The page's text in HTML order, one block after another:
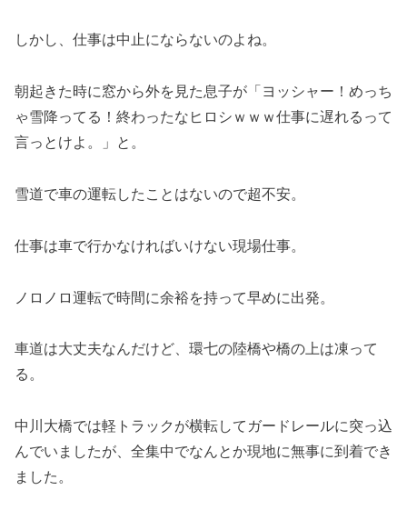
しかし、仕事は中止にならないのよね。
朝起きた時に窓から外を見た息子が「ヨッシャー！めっち
ゃ雪降ってる！終わったなヒロシｗｗｗ仕事に遅れるって
言っとけよ。」と。
雪道で車の運転したことはないので超不安。
仕事は車で行かなければいけない現場仕事。
ノロノロ運転で時間に余裕を持って早めに出発。
車道は大丈夫なんだけど、環七の陸橋や橋の上は凍って
る。
中川大橋では軽トラックが横転してガードレールに突っ込
んでいましたが、全集中でなんとか現地に無事に到着でき
ました。